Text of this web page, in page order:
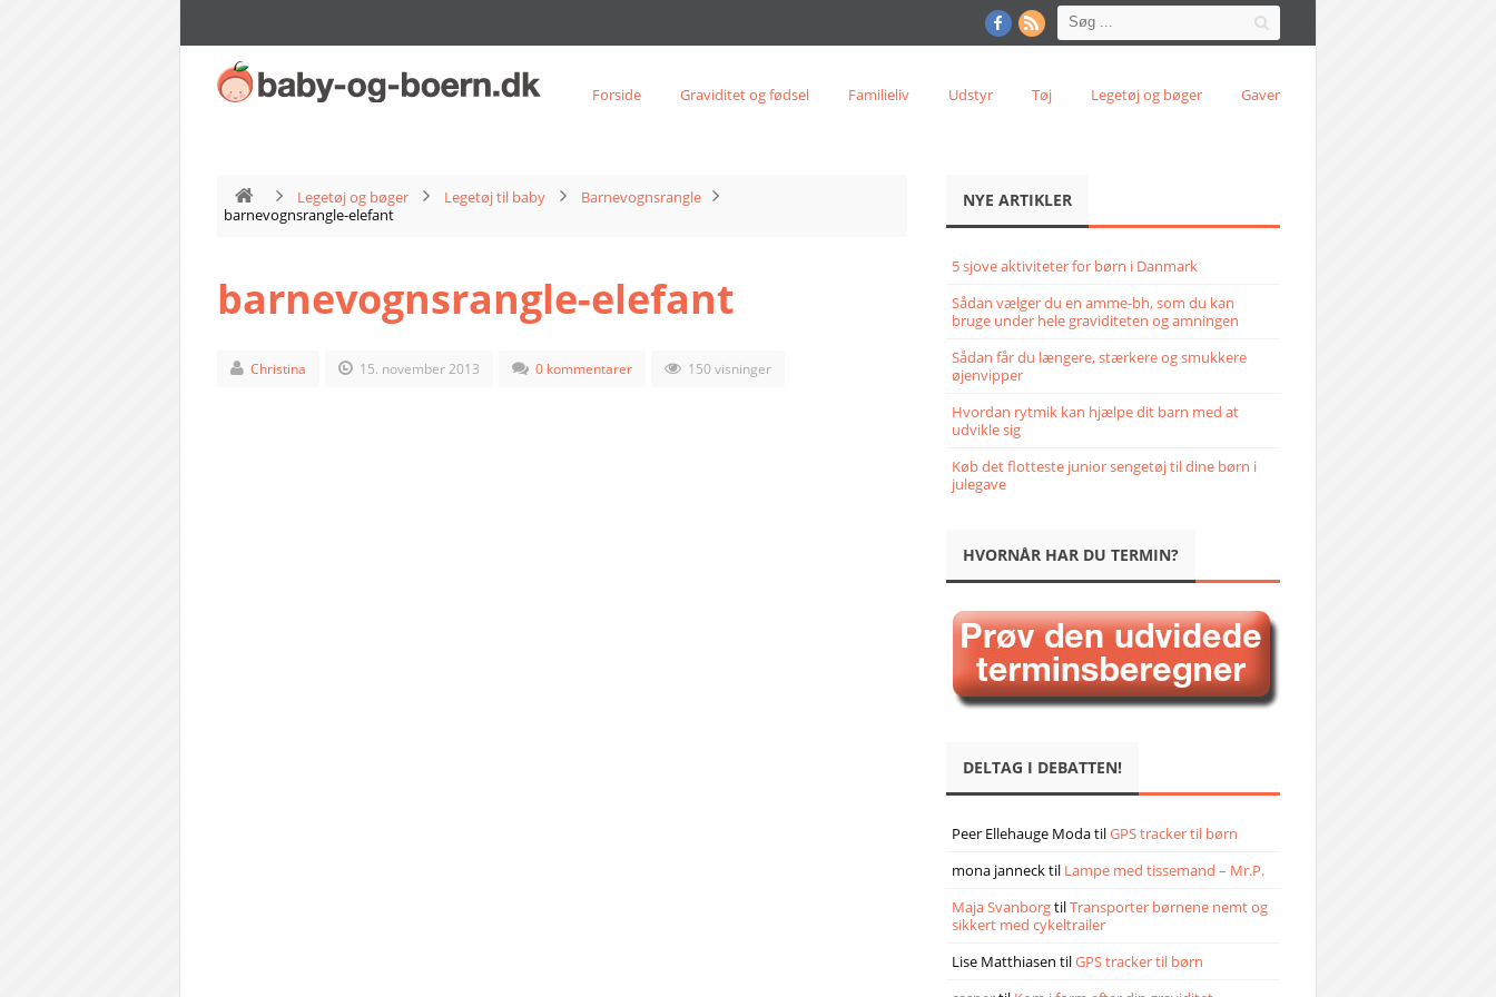
Forside Graviditet og fødsel Familieliv Udstyr Tøj Legetøj og bøger Gaver
Legetøj og bøger Legetøj til baby
Barnevognsrangle
barnevognsrangle-elefant
barnevognsrangle-elefant
Christina 15. november 2013 0 kommentarer 150 visninger
NYE ARTIKLER
5 sjove aktiviteter for børn i Danmark
Sådan vælger du en amme-bh, som du kan
bruge under hele graviditeten og amningen
Sådan får du længere, stærkere og smukkere
øjenvipper
Hvordan rytmik kan hjælpe dit barn med at
udvikle sig
Køb det flotteste junior sengetøj til dine børn i
julegave
HVORNÅR HAR DU TERMIN?
DELTAG I DEBATTEN!
Peer Ellehauge ModatilGPS tracker til børn
mona jannecktil Lampe med tissemand – Mr.P.
Maja SvanborgtilTransporter børnene nemt og
sikkert med cykeltrailer
Lise Matthiasen tilGPS tracker til børn